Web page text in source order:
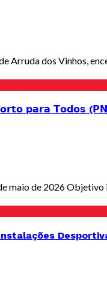
Arruda dos Vinhos,
𝗽𝗮𝗿𝗮 𝗧𝗼𝗱𝗼𝘀
maio de 2026